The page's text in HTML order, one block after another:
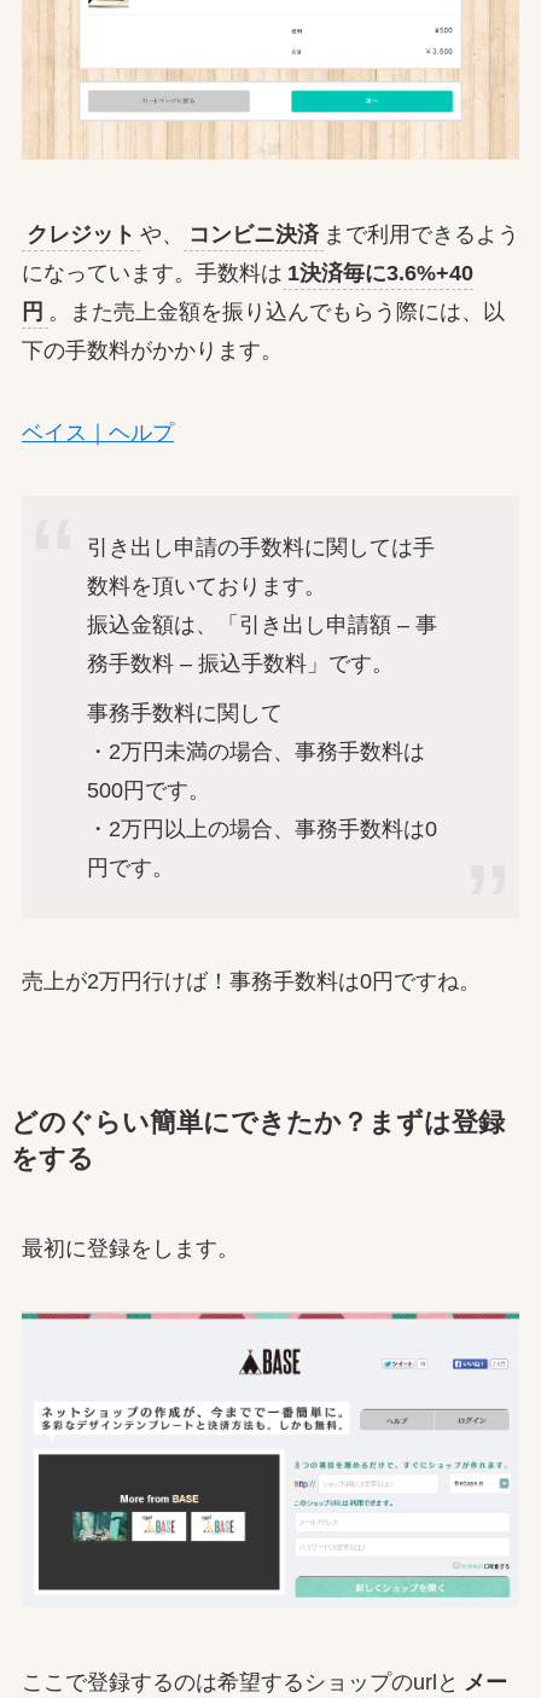
クレジット や、 コンビニ決済 まで利用できるよう
になっています。手数料は 1決済毎に3.6%+40
円 。また売上金額を振り込んでもらう際には、以
下の手数料がかかります。
ベイス｜ヘルプ
引き出し申請の手数料に関しては手
数料を頂いております。
振込金額は、「引き出し申請額 – 事
務手数料 – 振込手数料」です。
事務手数料に関して
・2万円未満の場合、事務手数料は
500円です。
・2万円以上の場合、事務手数料は0
円です。
売上が2万円行けば！事務手数料は0円ですね。
どのぐらい簡単にできたか？まずは登録
をする
最初に登録をします。
ここで登録するのは希望するショップのurlと メー